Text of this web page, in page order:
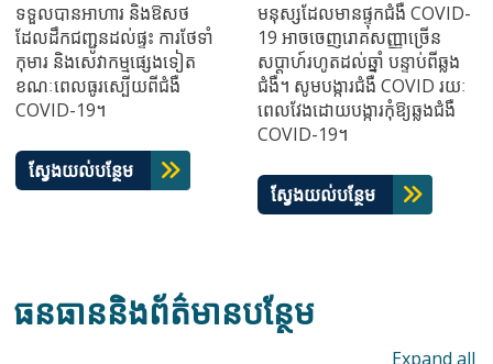
ទទួលបានអាហារ និងឱសថ
ដែលដឹកជញ្ជូនដល់ផ្ទះ ការថែទាំ
កុមារ និងសេវាកម្មផ្សេងទៀត
ខណៈពេលធូរស្បើយពីជំងឺ
COVID-19។
ស្វែងយល់បន្ថែម
មនុស្សដែលមានផ្ទុកជំងឺ COVID-
19 អាចចេញរោគសញ្ញាច្រើន
សប្ដាហ៍រហូតដល់ឆ្នាំ បន្ទាប់ពីឆ្លង
ជំងឺ។ សូមបង្ការជំងឺ COVID រយៈ
ពេលវែងដោយបង្ការកុំឱ្យឆ្លងជំងឺ
COVID-19។
ស្វែងយល់បន្ថែម
ធនធាននិងព័ត៌មានបន្ថែម